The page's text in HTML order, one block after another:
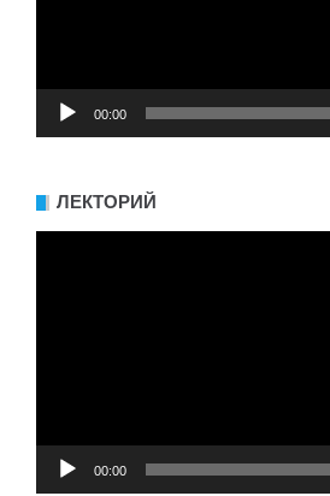
00:00
ЛЕКТОРИЙ
00:00